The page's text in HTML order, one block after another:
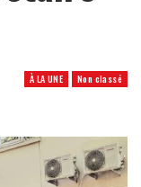
À LA UNE Non classé